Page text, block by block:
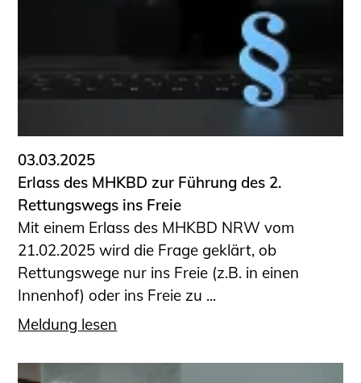
START.ING. Das Studierenden Praxis-
Wissenswertes für Studierende
Wettbewerbe für Studierende
BLING.BLING.
Presse
Kontakt und Anfahrt
Impressum
Datenschutz
Ingenieurakademie West
03.03.2025
Erlass des MHKBD zur Führung des 2.
Rettungswegs ins Freie
Mit einem Erlass des MHKBD NRW vom
21.02.2025 wird die Frage geklärt, ob
Rettungswege nur ins Freie (z.B. in einen
Innenhof) oder ins Freie zu ...
Meldung lesen